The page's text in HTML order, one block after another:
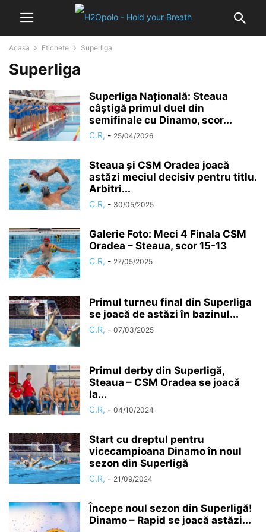
Acasă Etichete Superliga
Superliga
Superliga Naţională: Steaua
câştigă primul duel din
semifinale cu Dinamo, scor...
C.R, - 25/04/2026
Steaua și CSM Oradea joacă
astăzi meciul decisiv pentru titlu.
Arbitri...
C.R, - 30/05/2025
Galerie Foto: Meci 4 Finala CSM
Oradea – Steaua, scor 15-13
C.R, - 27/05/2025
Primul turneu final din Superliga
se joacă de astăzi în bazinul...
C.R, - 07/03/2025
Primul derby din Superligă,
Steaua – CSM Oradea se joacă
la...
C.R, - 04/10/2024
Start cu dreptul pentru
vicecampioana Dinamo în noul
sezon din Superligă
C.R, - 21/09/2024
Începe noul sezon din Superligă!
Dinamo – Rapid se joacă astăzi...